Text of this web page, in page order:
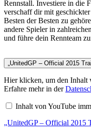
Rennstall. Investiere in die
verschaff dir mit
Besten der Besten zu
andere Spieler in
und führe dein Rennteam
„UnitedGP – Official 2015
Hier klicken, um den Inhalt
Erfahre mehr in der
Inhalt von YouTube
„UnitedGP – Official 2015